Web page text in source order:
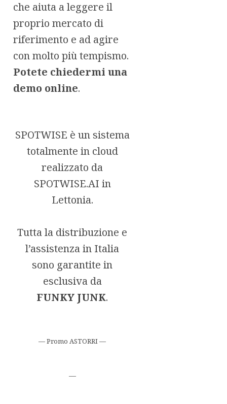
che aiuta a leggere il
proprio mercato di
riferimento e ad agire
con molto più tempismo.
Potete chiedermi una
demo online.
SPOTWISE è un sistema
totalmente in cloud
realizzato da
SPOTWISE.AI in
Lettonia.
Tutta la distribuzione e
l’assistenza in Italia
sono garantite in
esclusiva da
FUNKY JUNK.
— Promo ASTORRI —
—